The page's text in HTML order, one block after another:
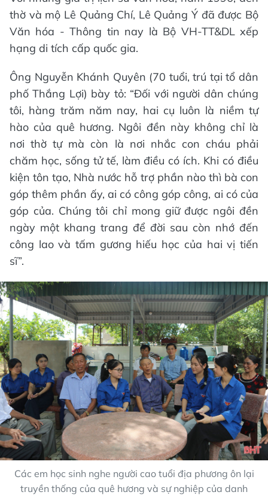
thờ và mộ Lê Quảng Chí, Lê Quảng Ý đã được Bộ
Văn hóa - Thông tin nay là Bộ VH-TT&DL xếp
hạng di tích cấp quốc gia.
Ông Nguyễn Khánh Quyên (70 tuổi, trú tại tổ dân
phố Thắng Lợi) bày tỏ: “Đối với người dân chúng
tôi, hàng trăm năm nay, hai cụ luôn là niềm tự
hào của quê hương. Ngôi đền này không chỉ là
nơi thờ tự mà còn là nơi nhắc con cháu phải
chăm học, sống tử tế, làm điều có ích. Khi có điều
kiện tôn tạo, Nhà nước hỗ trợ phần nào thì bà con
góp thêm phần ấy, ai có công góp công, ai có của
góp của. Chúng tôi chỉ mong giữ được ngôi đền
ngày một khang trang để đời sau còn nhớ đến
công lao và tấm gương hiếu học của hai vị tiến
sĩ”.
Các em học sinh nghe người cao tuổi địa phương ôn lại
truyền thống của quê hương và sự nghiệp của danh